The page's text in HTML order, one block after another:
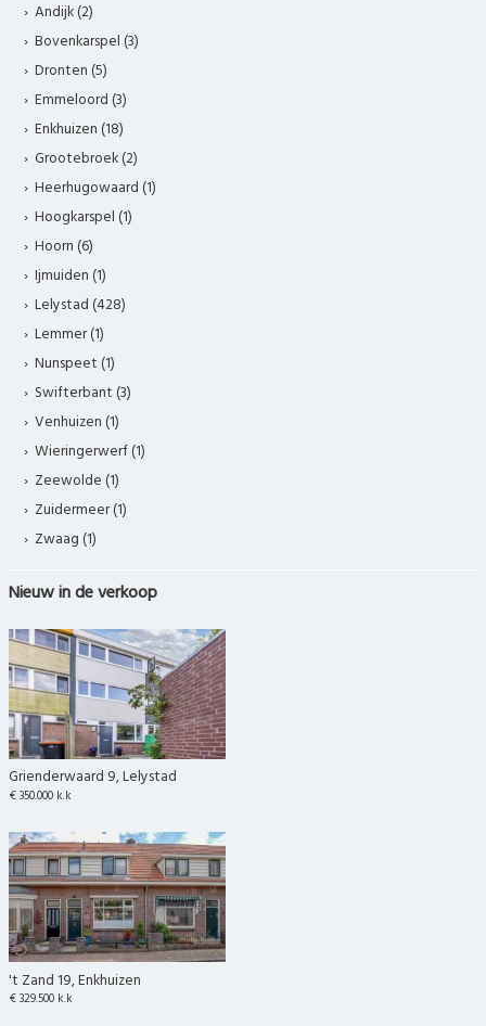
Andijk (2)
Bovenkarspel (3)
Dronten (5)
Emmeloord (3)
Enkhuizen (18)
Grootebroek (2)
Heerhugowaard (1)
Hoogkarspel (1)
Hoorn (6)
Ijmuiden (1)
Lelystad (428)
Lemmer (1)
Nunspeet (1)
Swifterbant (3)
Venhuizen (1)
Wieringerwerf (1)
Zeewolde (1)
Zuidermeer (1)
Zwaag (1)
Nieuw in de verkoop
Grienderwaard 9, Lelystad
€ 350.000 k.k
't Zand 19, Enkhuizen
€ 329.500 k.k